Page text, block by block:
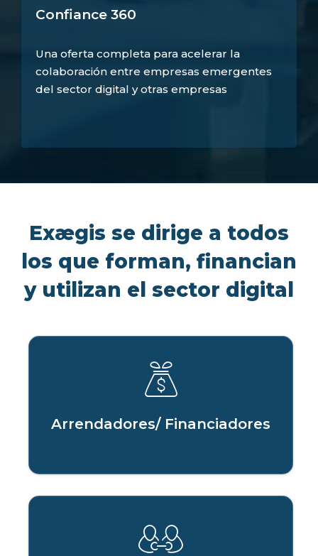
Confiance 360
Una oferta completa para acelerar la
colaboración entre empresas emergentes
del sector digital y otras empresas
Exægis se dirige a todos
los que forman, financian
y utilizan el sector digital
Arrendadores/ Financiadores